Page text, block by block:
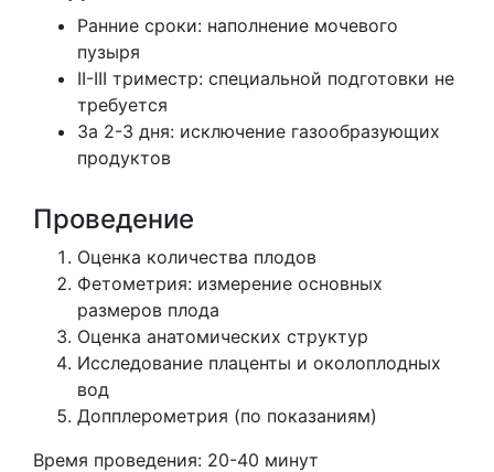
Ранние сроки: наполнение мочевого
пузыря
II-III триместр: специальной подготовки не
требуется
За 2-3 дня: исключение газообразующих
продуктов
Проведение
Оценка количества плодов
Фетометрия: измерение основных
размеров плода
Оценка анатомических структур
Исследование плаценты и околоплодных
вод
Допплерометрия (по показаниям)
Время проведения: 20-40 минут